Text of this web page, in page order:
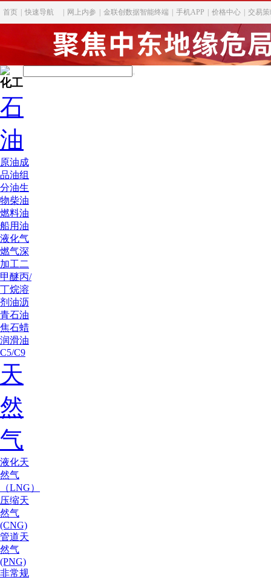
首页 快速导航 网上内参 金联创数据智能终端 手机APP 价格中心 交易
化工
石
油
原油成
品油组
分油生
物柴油
燃料油
船用油
液化气
燃气深
加工二
甲醚丙/
丁烷溶
剂油沥
青石油
焦石蜡
润滑油
C5/C9
天
然
气
液化天
然气
（LNG）
压缩天
然气
(CNG)
管道天
然气
(PNG)
非常规